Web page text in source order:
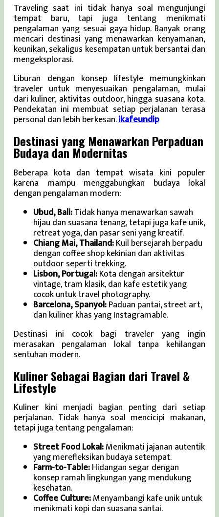
Traveling saat ini tidak hanya soal mengunjungi
tempat baru, tapi juga tentang menikmati
pengalaman yang sesuai gaya hidup. Banyak orang
mencari destinasi yang menawarkan kenyamanan,
keunikan, sekaligus kesempatan untuk bersantai dan
mengeksplorasi.
Liburan dengan konsep lifestyle memungkinkan
traveler untuk menyesuaikan pengalaman, mulai
dari kuliner, aktivitas outdoor, hingga suasana kota.
Pendekatan ini membuat setiap perjalanan terasa
personal dan lebih berkesan.ikafeundip
Destinasi yang Menawarkan Perpaduan
Budaya dan Modernitas
Beberapa kota dan tempat wisata kini populer
karena mampu menggabungkan budaya lokal
dengan pengalaman modern:
Ubud, Bali:Tidak hanya menawarkan sawah
hijau dan suasana tenang, tetapi juga kafe unik,
retreat yoga, dan pasar seni yang kreatif.
Chiang Mai, Thailand:Kuil bersejarah berpadu
dengan coffee shop kekinian dan aktivitas
outdoor seperti trekking.
Lisbon, Portugal:Kota dengan arsitektur
vintage, tram klasik, dan kafe estetik yang
cocok untuk travel photography.
Barcelona, Spanyol:Paduan pantai, street art,
dan kuliner khas yang Instagramable.
Destinasi ini cocok bagi traveler yang ingin
merasakan pengalaman lokal tanpa kehilangan
sentuhan modern.
Kuliner Sebagai Bagian dari Travel &
Lifestyle
Kuliner kini menjadi bagian penting dari setiap
perjalanan. Tidak hanya soal mencicipi makanan,
tetapi juga tentang pengalaman:
Street Food Lokal:Menikmati jajanan autentik
yang merefleksikan budaya setempat.
Farm-to-Table:Hidangan segar dengan
konsep ramah lingkungan yang mendukung
kesehatan.
Coffee Culture:Menyambangi kafe unik untuk
menikmati kopi dan suasana santai.